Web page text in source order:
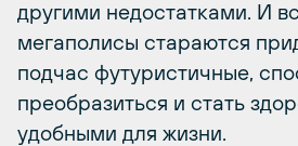
другими недостатками. И
мегаполисы стараются
подчас футуристичные,
преобразиться и стать
удобными для жизни.